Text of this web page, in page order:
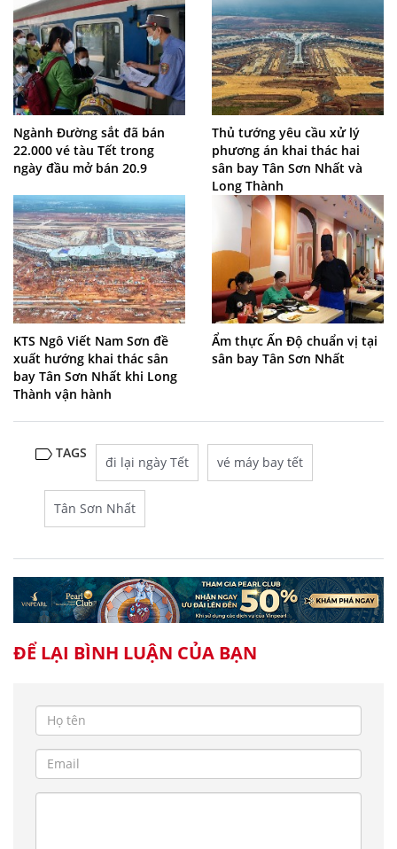
Ngành Đường sắt đã bán
22.000 vé tàu Tết trong
ngày đầu mở bán 20.9
Thủ tướng yêu cầu xử lý
phương án khai thác hai
sân bay Tân Sơn Nhất và
Long Thành
KTS Ngô Viết Nam Sơn đề
xuất hướng khai thác sân
bay Tân Sơn Nhất khi Long
Thành vận hành
Ẩm thực Ấn Độ chuẩn vị tại
sân bay Tân Sơn Nhất
TAGS
đi lại ngày Tết vé máy bay tết
Tân Sơn Nhất
ĐỂ LẠI BÌNH LUẬN CỦA BẠN